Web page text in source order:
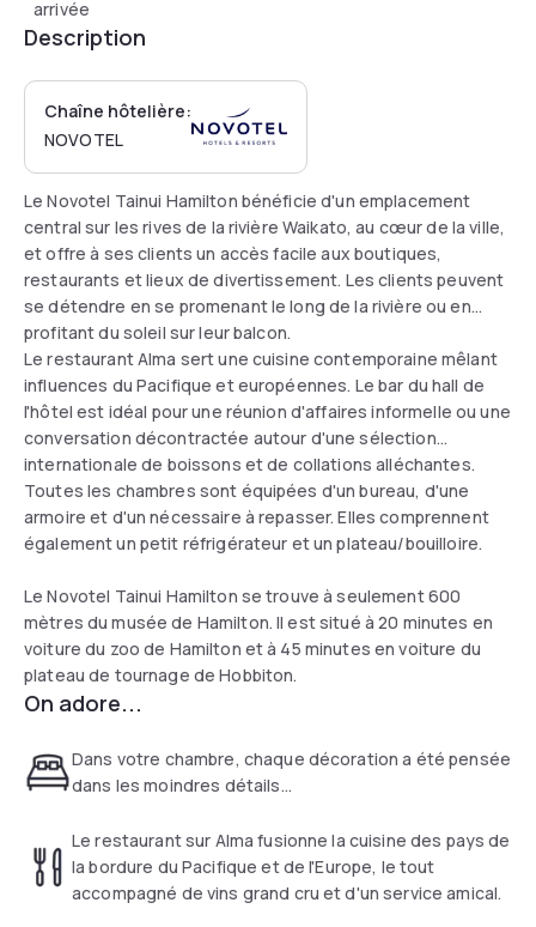
arrivée
Description
Chaîne hôtelière:
NOVOTEL
Le Novotel Tainui Hamilton bénéficie d'un emplacement
central sur les rives de la rivière Waikato, au cœur de la ville,
et offre à ses clients un accès facile aux boutiques,
restaurants et lieux de divertissement. Les clients peuvent
se détendre en se promenant le long de la rivière ou en
profitant du soleil sur leur balcon.
Le restaurant Alma sert une cuisine contemporaine mêlant
influences du Pacifique et européennes. Le bar du hall de
l'hôtel est idéal pour une réunion d'affaires informelle ou une
conversation décontractée autour d'une sélection
internationale de boissons et de collations alléchantes.
Toutes les chambres sont équipées d'un bureau, d'une
armoire et d'un nécessaire à repasser. Elles comprennent
également un petit réfrigérateur et un plateau/bouilloire.
Le Novotel Tainui Hamilton se trouve à seulement 600
mètres du musée de Hamilton. Il est situé à 20 minutes en
voiture du zoo de Hamilton et à 45 minutes en voiture du
plateau de tournage de Hobbiton.
On adore...
Dans votre chambre, chaque décoration a été pensée
dans les moindres détails...
Le restaurant sur Alma fusionne la cuisine des pays de
la bordure du Pacifique et de l'Europe, le tout
accompagné de vins grand cru et d'un service amical.